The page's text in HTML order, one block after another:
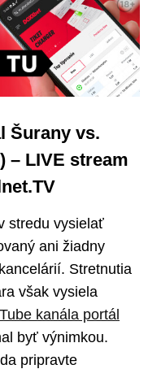
Šurany vs.
– LIVE stream
stredu vysielať
ani žiadny
Stretnutia
však vysiela
kanála portál
byť výnimkou.
pripravte